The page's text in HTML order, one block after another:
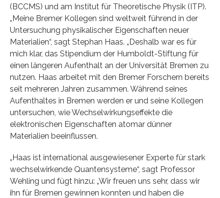
(BCCMS) und am Institut für Theoretische Physik (ITP).
„Meine Bremer Kollegen sind weltweit führend in der
Untersuchung physikalischer Eigenschaften neuer
Materialien“, sagt Stephan Haas. „Deshalb war es für
mich klar, das Stipendium der Humboldt-Stiftung für
einen längeren Aufenthalt an der Universität Bremen zu
nutzen. Haas arbeitet mit den Bremer Forschern bereits
seit mehreren Jahren zusammen. Während seines
Aufenthaltes in Bremen werden er und seine Kollegen
untersuchen, wie Wechselwirkungseffekte die
elektronischen Eigenschaften atomar dünner
Materialien beeinflussen.
„Haas ist international ausgewiesener Experte für stark
wechselwirkende Quantensysteme“, sagt Professor
Wehling und fügt hinzu: „Wir freuen uns sehr, dass wir
ihn für Bremen gewinnen konnten und haben die